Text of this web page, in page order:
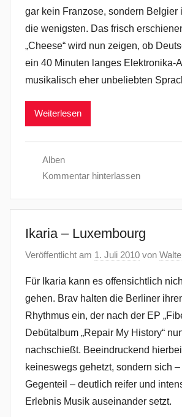
gar kein Franzose, sondern Belgier
die wenigsten. Das frisch
„Cheese“ wird nun zeigen, ob
ein 40 Minuten langes Elektronika-
musikalisch eher unbeliebten
Weiterlesen
Alben
Kommentar hinterlassen
Ikaria – Luxembourg
Veröffentlicht am 1. Juli 2010 von
Für Ikaria kann es offensichtlich
gehen. Brav halten die Berliner
Rhythmus ein, der nach der EP
Debütalbum „Repair My History“
nachschießt. Beeindruckend
keineswegs gehetzt, sondern sich
Gegenteil – deutlich reifer und
Erlebnis Musik auseinander setzt.